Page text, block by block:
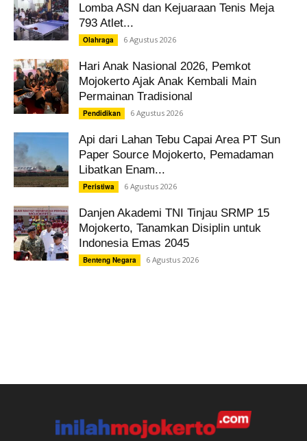
Lomba ASN dan Kejuaraan Tenis Meja
793 Atlet...
Olahraga 6 Agustus 2026
Hari Anak Nasional 2026, Pemkot
Mojokerto Ajak Anak Kembali Main
Permainan Tradisional
Pendidikan 6 Agustus 2026
Api dari Lahan Tebu Capai Area PT Sun
Paper Source Mojokerto, Pemadaman
Libatkan Enam...
Peristiwa 6 Agustus 2026
Danjen Akademi TNI Tinjau SRMP 15
Mojokerto, Tanamkan Disiplin untuk
Indonesia Emas 2045
Benteng Negara 6 Agustus 2026